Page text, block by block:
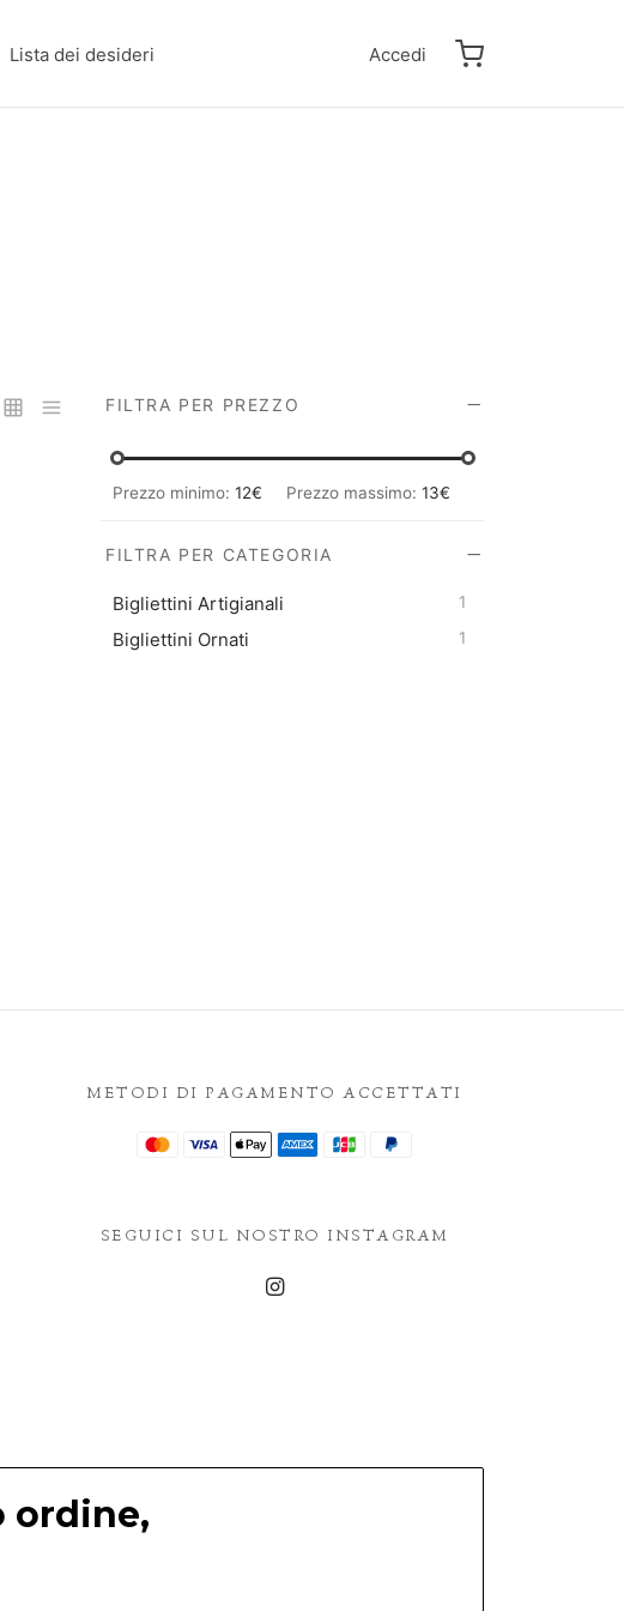
Lista dei desideri Accedi
FILTRA PER PREZZO
Prezzo minimo: 12€ Prezzo massimo: 13€
FILTRA PER CATEGORIA
Bigliettini Artigianali 1
Bigliettini Ornati 1
METODI DI PAGAMENTO ACCETTATI
SEGUICI SUL NOSTRO INSTAGRAM
ordine,